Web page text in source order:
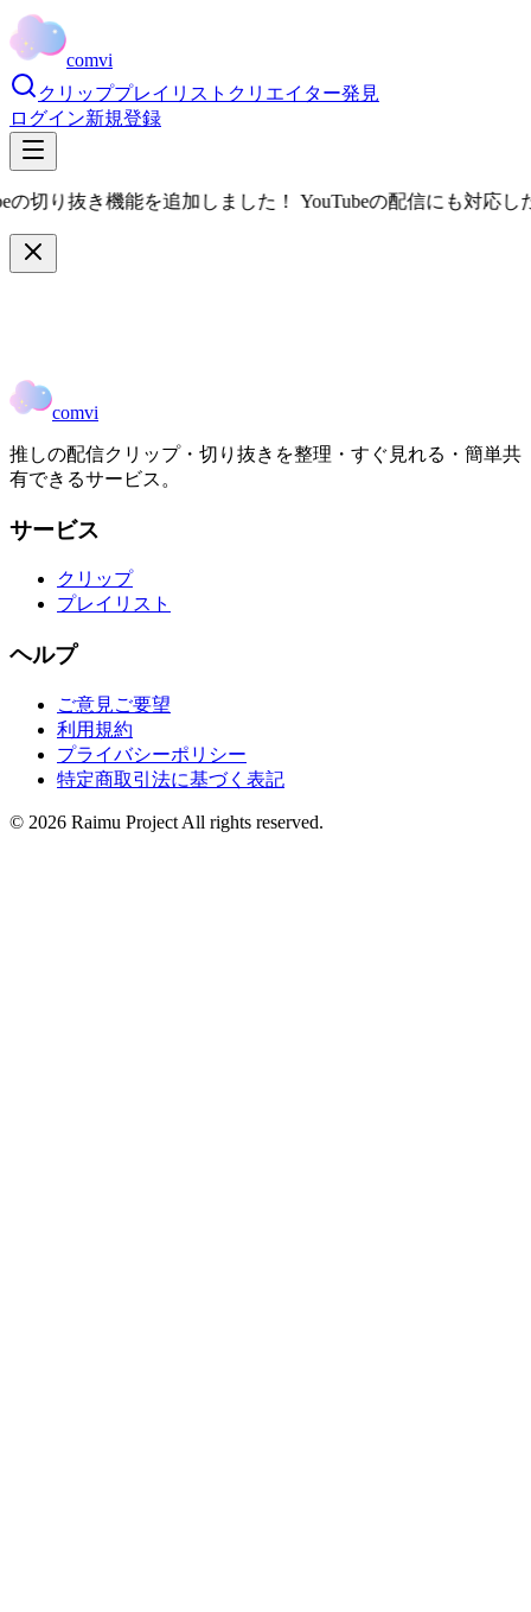
comvi
クリッププレイリスト クリエイター発見
ログイン新規登録
切り抜き機能を追加しました！ YouTubeの配信にも対応した
comvi
推しの配信クリップ・切り抜きを整理・すぐ見れる・簡単共
有できるサービス。
サービス
クリップ
プレイリスト
ヘルプ
ご意見ご要望
利用規約
プライバシーポリシー
特定商取引法に基づく表記
© 2026 Raimu Project All rights reserved.